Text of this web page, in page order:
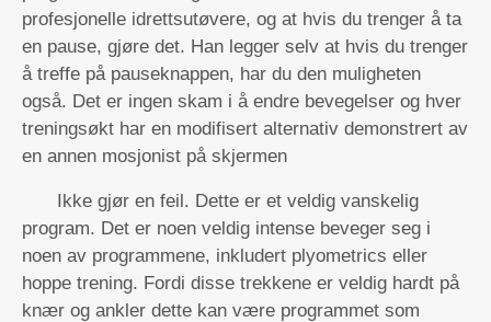
profesjonelle idrettsutøvere, og at hvis du trenger å ta
en pause, gjøre det. Han legger selv at hvis du trenger
å treffe på pauseknappen, har du den muligheten
også. Det er ingen skam i å endre bevegelser og hver
treningsøkt har en modifisert alternativ demonstrert av
en annen mosjonist på skjermen
Ikke gjør en feil. Dette er et veldig vanskelig
program. Det er noen veldig intense beveger seg i
noen av programmene, inkludert plyometrics eller
hoppe trening. Fordi disse trekkene er veldig hardt på
knær og ankler dette kan være programmet som